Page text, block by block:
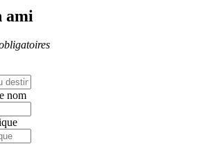
ami
nom